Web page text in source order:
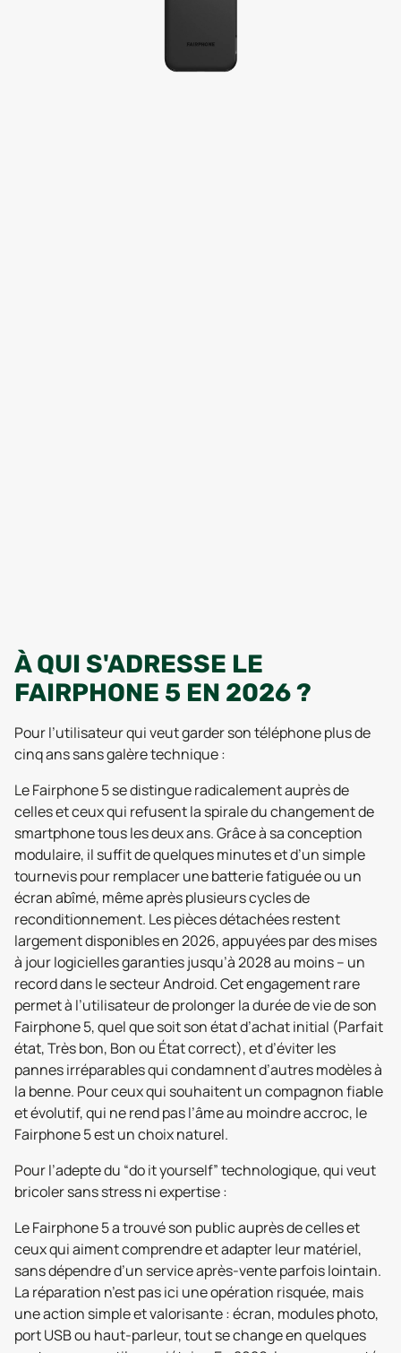
À QUI S'ADRESSE LE
FAIRPHONE 5 EN 2026 ?
Pour l’utilisateur qui veut garder son téléphone plus de
cinq ans sans galère technique :
Le Fairphone 5 se distingue radicalement auprès de
celles et ceux qui refusent la spirale du changement de
smartphone tous les deux ans. Grâce à sa conception
modulaire, il suffit de quelques minutes et d’un simple
tournevis pour remplacer une batterie fatiguée ou un
écran abîmé, même après plusieurs cycles de
reconditionnement. Les pièces détachées restent
largement disponibles en 2026, appuyées par des mises
à jour logicielles garanties jusqu’à 2028 au moins – un
record dans le secteur Android. Cet engagement rare
permet à l’utilisateur de prolonger la durée de vie de son
Fairphone 5, quel que soit son état d’achat initial (Parfait
état, Très bon, Bon ou État correct), et d’éviter les
pannes irréparables qui condamnent d’autres modèles à
la benne. Pour ceux qui souhaitent un compagnon fiable
et évolutif, qui ne rend pas l’âme au moindre accroc, le
Fairphone 5 est un choix naturel.
Pour l’adepte du “do it yourself” technologique, qui veut
bricoler sans stress ni expertise :
Le Fairphone 5 a trouvé son public auprès de celles et
ceux qui aiment comprendre et adapter leur matériel,
sans dépendre d’un service après-vente parfois lointain.
La réparation n’est pas ici une opération risquée, mais
une action simple et valorisante : écran, modules photo,
port USB ou haut-parleur, tout se change en quelques